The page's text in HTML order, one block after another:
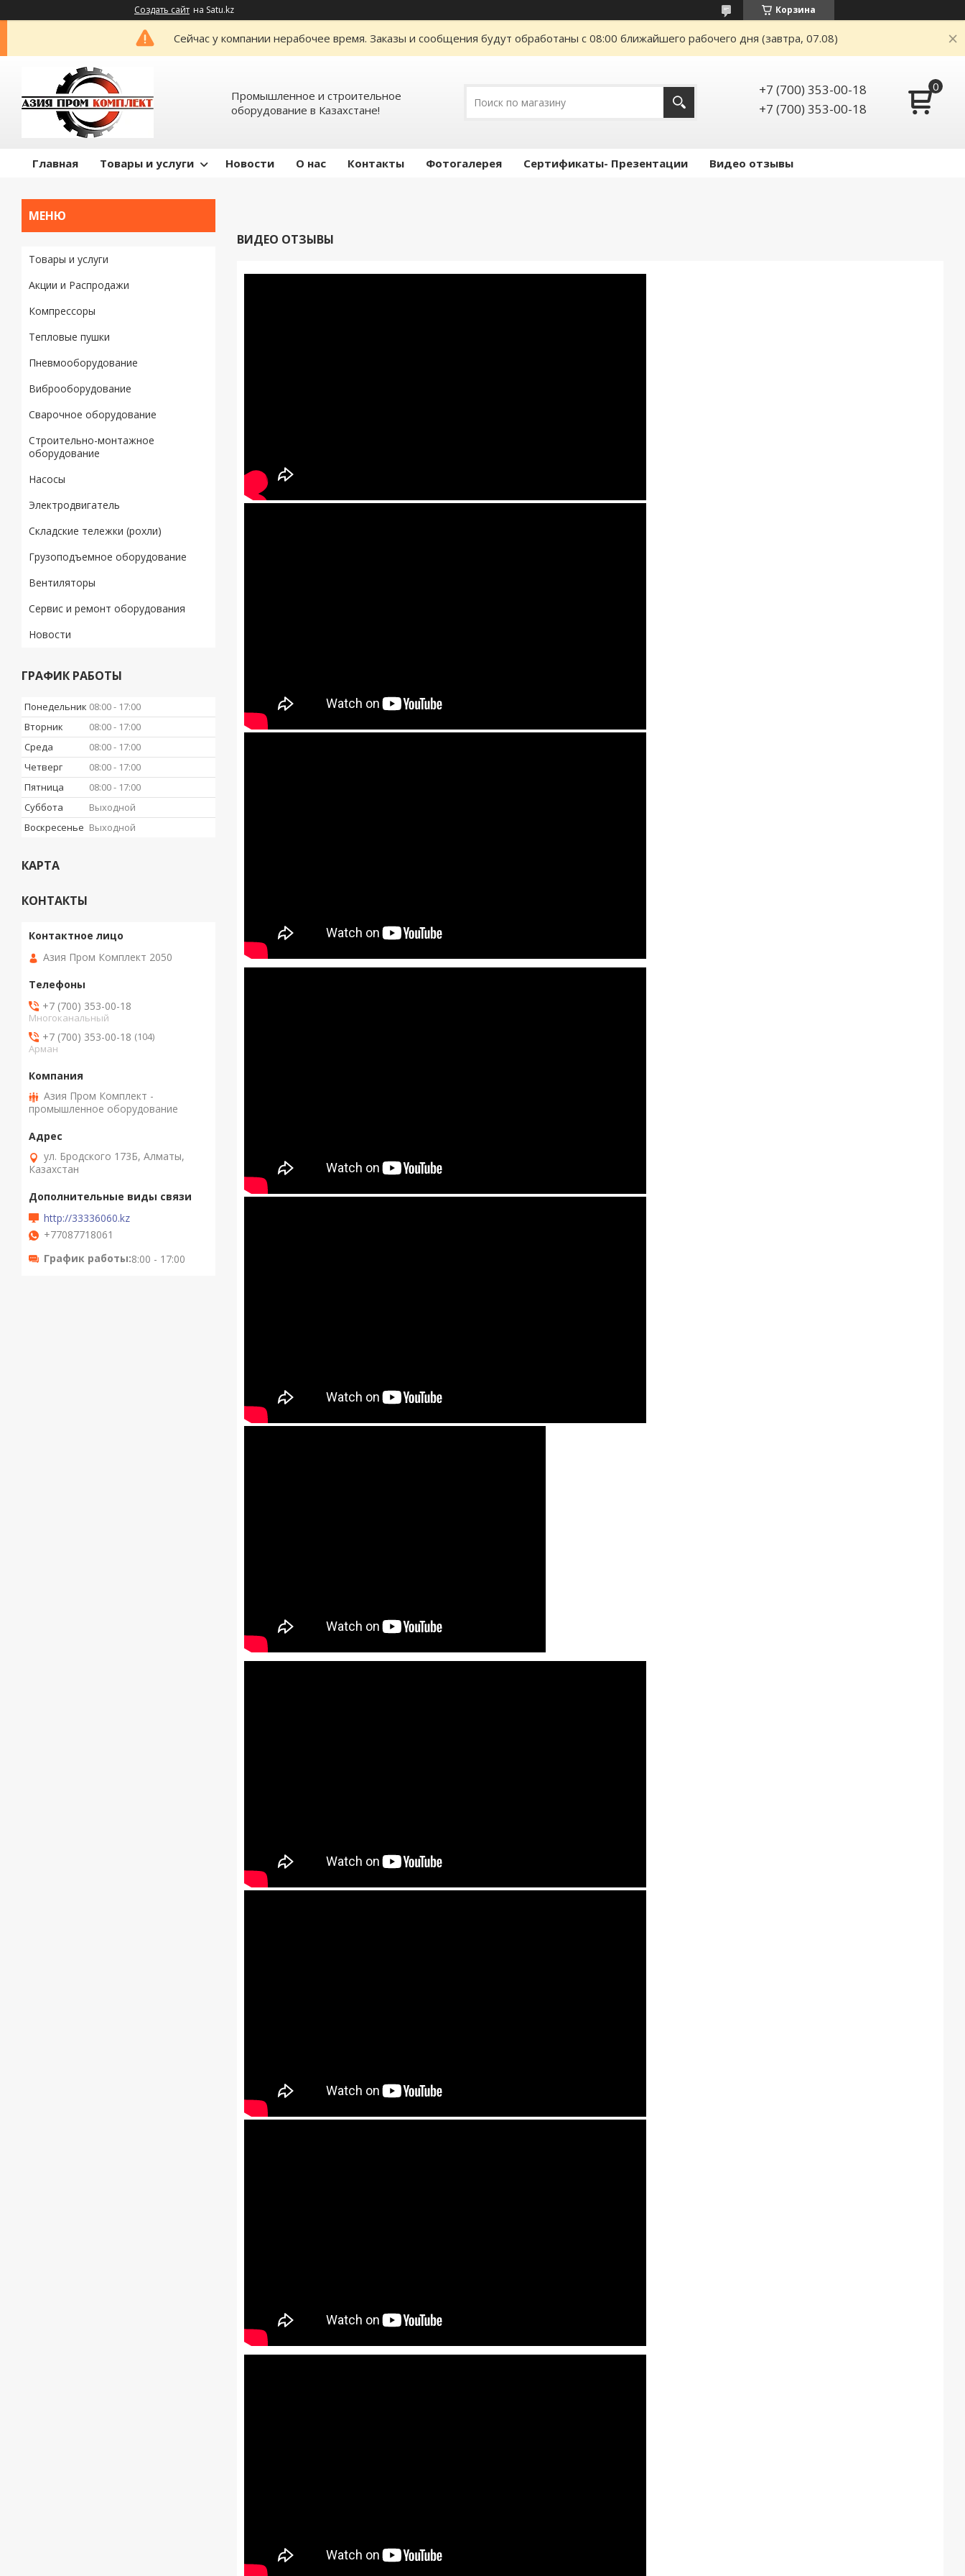
Создать сайт на Satu.kz Корзина
Сейчас у компании нерабочее время. Заказы и сообщения будут обработаны с 08:00 ближайшего рабочего дня (завтра, 07.08)
Промышленное и строительное
оборудование в Казахстане!
+7 (700) 353-00-18
+7 (700) 353-00-18
Главная Товары и услуги Новости О нас Контакты Фотогалерея Сертификаты- Презентации Видео отзывы
ВИДЕО ОТЗЫВЫ
Товары и услуги
Акции и Распродажи
Компрессоры
Тепловые пушки
Пневмооборудование
Виброоборудование
Сварочное оборудование
Строительно-монтажное
оборудование
Насосы
Электродвигатель
Складские тележки (рохли)
Грузоподъемное оборудование
Вентиляторы
Сервис и ремонт оборудования
Новости
ГРАФИК РАБОТЫ
Понедельник 08:00
17:00
Вторник
08:00
17:00
Среда
08:00
17:00
Четверг
08:00
17:00
Пятница
08:00
17:00
Суббота
Выходной
Воскресенье Выходной
КАРТА
КОНТАКТЫ
Азия Пром Комплект 2050
+7 (700) 353-00-18
Многоканальный
+7 (700) 353-00-18
104
Арман
Азия Пром Комплект -
промышленное оборудование
ул. Бродского 173Б, Алматы,
Казахстан
http://33336060.kz
+77087718061
График работы 8:00 - 17:00